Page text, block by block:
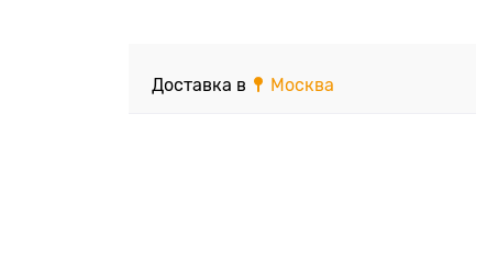
Доставка в Москва